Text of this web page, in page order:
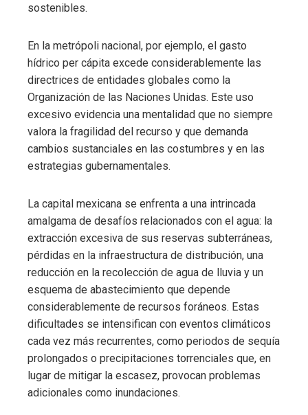
sostenibles.
En la metrópoli nacional, por ejemplo, el gasto
hídrico per cápita excede considerablemente las
directrices de entidades globales como la
Organización de las Naciones Unidas. Este uso
excesivo evidencia una mentalidad que no siempre
valora la fragilidad del recurso y que demanda
cambios sustanciales en las costumbres y en las
estrategias gubernamentales.
La capital mexicana se enfrenta a una intrincada
amalgama de desafíos relacionados con el agua: la
extracción excesiva de sus reservas subterráneas,
pérdidas en la infraestructura de distribución, una
reducción en la recolección de agua de lluvia y un
esquema de abastecimiento que depende
considerablemente de recursos foráneos. Estas
dificultades se intensifican con eventos climáticos
cada vez más recurrentes, como periodos de sequía
prolongados o precipitaciones torrenciales que, en
lugar de mitigar la escasez, provocan problemas
adicionales como inundaciones.